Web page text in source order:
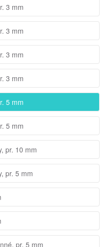
3 mm
3 mm
3 mm
3 mm
5 mm
5 mm
pr. 10 mm
pr. 5 mm
pr. 5 mm